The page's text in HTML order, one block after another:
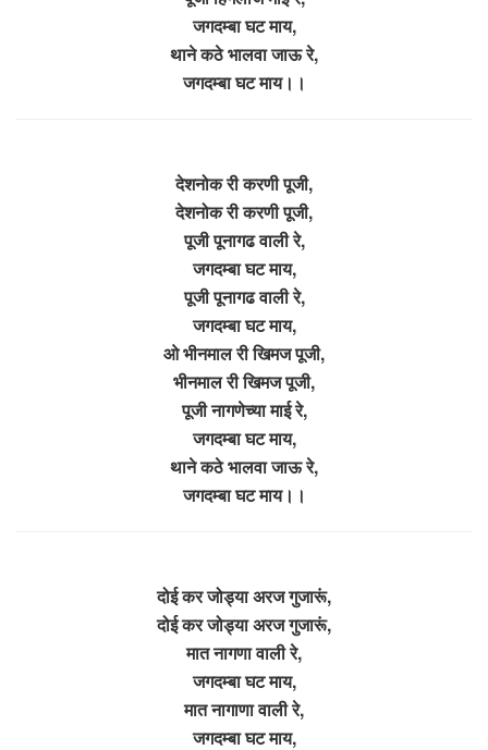
जगदम्बा घट माय,
थाने कठे भालवा जाऊ रे,
जगदम्बा घट माय।।
देशनोक री करणी पूजी,
देशनोक री करणी पूजी,
पूजी पूनागढ वाली रे,
जगदम्बा घट माय,
पूजी पूनागढ वाली रे,
जगदम्बा घट माय,
ओ भीनमाल री खिमज पूजी,
भीनमाल री खिमज पूजी,
पूजी नागणेच्या माई रे,
जगदम्बा घट माय,
थाने कठे भालवा जाऊ रे,
जगदम्बा घट माय।।
दोई कर जोड्या अरज गुजारूं,
दोई कर जोड्या अरज गुजारूं,
मात नागणा वाली रे,
जगदम्बा घट माय,
मात नागाणा वाली रे,
जगदम्बा घट माय,